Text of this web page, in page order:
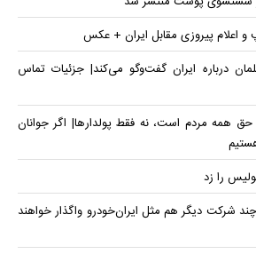
و اعلام پیروزی مقابل ایران + عکس
درباره ایران گفت‌وگو می‌کند| جزئیات تماس
همه مردم است، نه فقط پولدارها| اگر جوانان
را زد
شرکت دیگر هم مثل ایران‌خودرو واگذار خواهند